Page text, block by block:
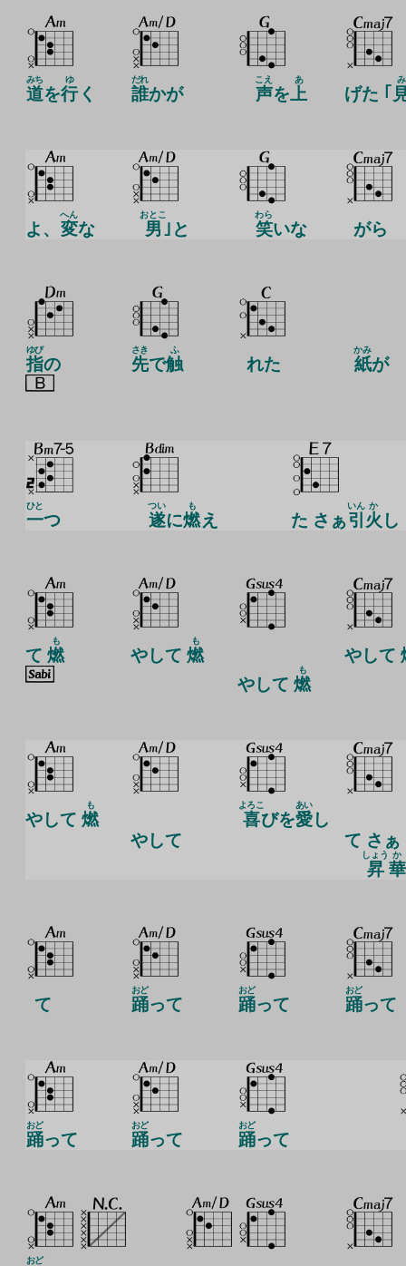
道
みち
を行
ゆ
く 誰
だれ
かが 声
こえ
を上
あ
げた ｢
み
よ、 変
へん
な 男
おとこ
｣と 笑
わら
いな がら
指
ゆび
の 先
さき
で触
ふ
れた 紙
かみ
が
一
ひと
つ 遂
つい
に燃
も
え た さぁ引
いん
火
か
し
て燃
も
やして 燃
も
やして 燃
も
やして
やして 燃
も
やして
喜
よろこ
びを愛
あい
し
て さぁ
昇
しょう
華
か
て 踊
おど
って 踊
おど
って 踊
おど
って
踊
おど
って 踊
おど
って 踊
おど
って
おど